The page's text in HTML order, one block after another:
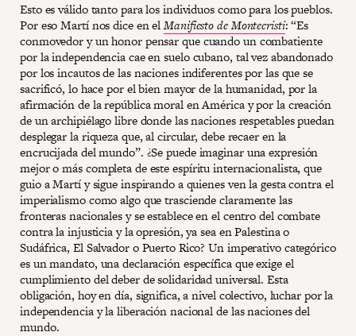
Esto es válido tanto para los individuos como para los pueblos.
Por eso Martí nos dice en elManifiesto de Montecristi: “Es
conmovedor y un honor pensar que cuando un combatiente
por la independencia cae en suelo cubano, tal vez abandonado
por los incautos de las naciones indiferentes por las que se
sacrificó, lo hace por el bien mayor de la humanidad, por la
afirmación de la república moral en América y por la creación
de un archipiélago libre donde las naciones respetables puedan
desplegar la riqueza que, al circular, debe recaer en la
encrucijada del mundo”. ¿Se puede imaginar una expresión
mejor o más completa de este espíritu internacionalista, que
guio a Martí y sigue inspirando a quienes ven la gesta contra el
imperialismo como algo que trasciende claramente las
fronteras nacionales y se establece en el centro del combate
contra la injusticia y la opresión, ya sea en Palestina o
Sudáfrica, El Salvador o Puerto Rico? Un imperativo categórico
es un mandato, una declaración específica que exige el
cumplimiento del deber de solidaridad universal. Esta
obligación, hoy en día, significa, a nivel colectivo, luchar por la
independencia y la liberación nacional de las naciones del
mundo.